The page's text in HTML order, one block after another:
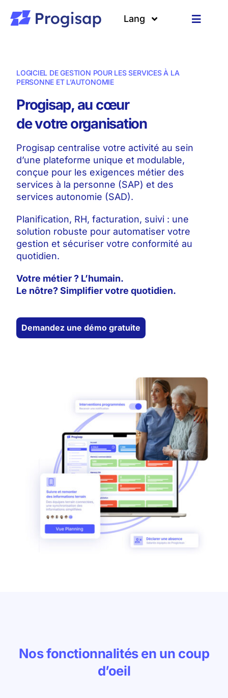
contenu
Toggle
A propos
Clients
Lang
LOGICIEL DE GESTION POUR LES SERVICES À LA
PERSONNE ET L’AUTONOMIE
Progisap, au cœur
de votre organisation
Progisap centralise votre activité au sein
d’une plateforme unique et modulable,
conçue pour les exigences métier des
services à la personne (SAP) et des
services autonomie (SAD).
Planification, RH, facturation, suivi : une
solution robuste pour automatiser votre
gestion et sécuriser votre conformité au
quotidien.
Votre métier ? L’humain.
Le nôtre? Simplifier votre quotidien.
Demandez une démo gratuite
Nos fonctionnalités en un coup
d’oeil